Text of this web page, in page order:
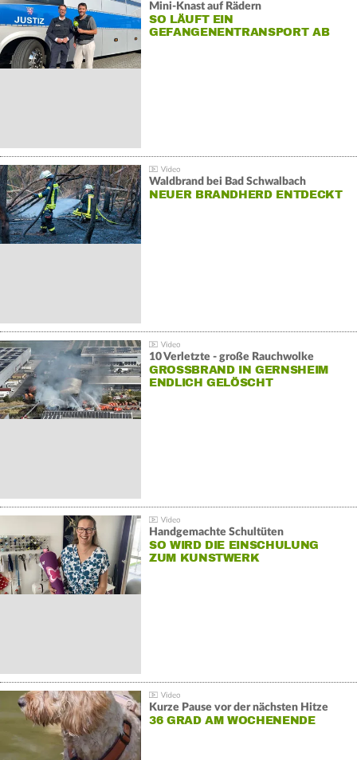
Mini-Knast auf Rädern
SO LÄUFT EIN
GEFANGENENTRANSPORT AB
Waldbrand bei Bad Schwalbach
NEUER BRANDHERD ENTDECKT
10 Verletzte - große Rauchwolke
GROSSBRAND IN GERNSHEIM E
NDLICH GELÖSCHT
Handgemachte Schultüten
SO WIRD DIE EINSCHULUNG
ZUM KUNSTWERK
Kurze Pause vor der nächsten Hitze
36 GRAD AM WOCHENENDE